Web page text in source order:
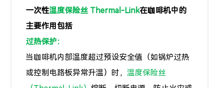
一次性温度保险丝 Thermal-Link在咖啡机中的
主要作用包括
过热保护：
当咖啡机内部温度超过预设安全值（如锅炉过热
或控制电路板异常升温）时，温度保险丝